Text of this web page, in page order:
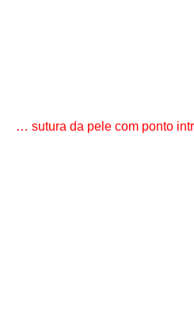
… sutura da pele com ponto